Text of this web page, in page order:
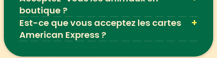
boutique ?
Est-ce que vous acceptez les cartes
American Express ?
+